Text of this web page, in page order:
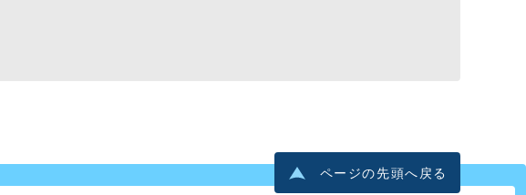
ページの先頭へ戻る